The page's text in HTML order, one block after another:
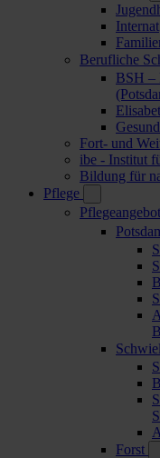
Internat
Berufliche
BSH –
Fort- und
ibe - Institut
Bildung für
Pflege
Forst